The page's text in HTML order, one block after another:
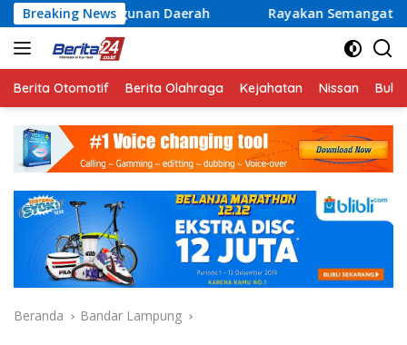
Langsung
ke
konten
Breaking News
Daerah Rayakan Semangat Kemerdekaan
Berita Otomotif Berita Olahraga Kejahatan Nissan
Beranda Bandar Lampung